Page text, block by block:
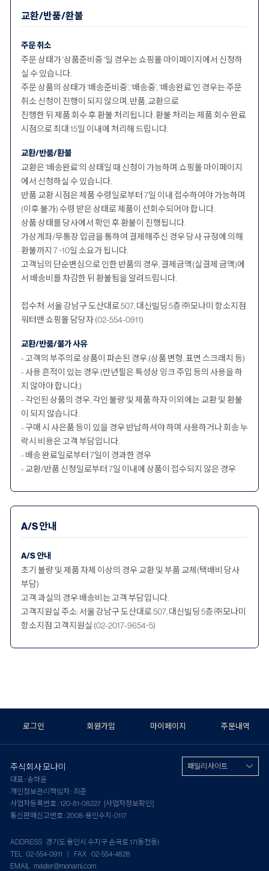
교환/반품/환불
주문 취소
주문 상태가 '상품준비중 '일 경우는 쇼핑몰 마이페이지에서 신청하
실 수 있습니다.
주문 상품의 상태가 ‘배송준비중’, ‘배송중’, ‘배송완료’인 경우는 주문
취소 신청이 진행이 되지 않으며, 반품, 교환으로
진행한 뒤 제품 회수 후 환불 처리됩니다. 환불 처리는 제품 회수 완료
시점으로 최대 15일 이내에 처리해 드립니다.
교환/반품/환불
교환은 '배송완료'의 상태일 때 신청이 가능하며 쇼핑몰 마이페이지
에서 신청하실 수 있습니다.
반품 교환 시점은 제품 수령일로부터 7일 이내 접수하여야 가능하며
(이후 불가) 수령 받은 상태로 제품이 선회수되어야 합니다.
상품 상태를 당사에서 확인 후 환불이 진행됩니다.
가상계좌/무통장 입금을 통하여 결제해주신 경우 당사 규정에 의해
환불까지 7 ~10일 소요가 됩니다.
고객님의 단순변심으로 인한 반품의 경우, 결제금액(실결제 금액)에
서 배송비를 차감한 뒤 환불됨을 알려드립니다.
접수처: 서울 강남구 도산대로 507, 대신빌딩 5층 ㈜모나미 항소지점
워터맨 쇼핑몰 담당자 (02-554-0911)
교환/반품/불가 사유
- 고객의 부주의로 상품이 파손된 경우.(상품 변형, 표면 스크래치 등)
- 사용 흔적이 있는 경우 (만년필은 특성상 잉크 주입 등의 사용을 하
지 않아야 합니다.)
- 각인된 상품의 경우, 각인 불량 및 제품 하자 이외에는 교환 및 환불
이 되지 않습니다.
- 구매 시 사은품 등이 있을 경우 반납하셔야 하며 사용하거나 회송 누
락시 비용은 고객 부담입니다.
- 배송 완료일로부터 7일이 경과한 경우
- 교환/반품 신청일로부터 7일 이내에 상품이 접수되지 않은 경우
A/S 안내
A/S 안내
초기 불량 및 제품 자체 이상의 경우 교환 및 부품 교체(택배비 당사
부담)
고객 과실의 경우 배송비는 고객 부담입니다.
고객지원실 주소: 서울 강남구 도산대로 507, 대신빌딩 5층 ㈜모나미
항소지점 고객지원실 (02-2017-9654~5)
로그인 회원가입 마이페이지 주문내역
주식회사 모나미
대표 : 송하윤
개인정보관리책임자 : 최준
사업자등록번호 : 120-81-08227 [사업자정보확인]
통신판매신고번호 : 2008-용인수지-0117
ADDRESS 경기도 용인시 수지구 손곡로 17(동천동)
TEL 02-554-0911 | FAX 02-554-4828
EMAIL master@monami.com
패밀리 사이트